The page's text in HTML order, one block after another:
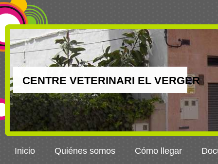
CENTRE VETERINARI EL VERGER
Inicio Quiénes somos Cómo llegar